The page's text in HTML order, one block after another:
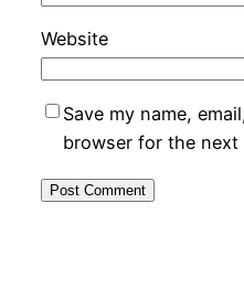
Website
Save my name,
browser for the next